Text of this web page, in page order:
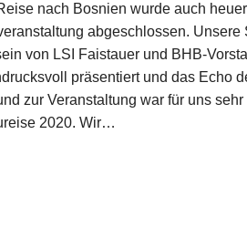
nach Bosnien wurde auch
abgeschlossen. Unsere
von LSI Faistauer und BHB-
präsentiert und das Echo
zur Veranstaltung war für uns
2020. Wir…